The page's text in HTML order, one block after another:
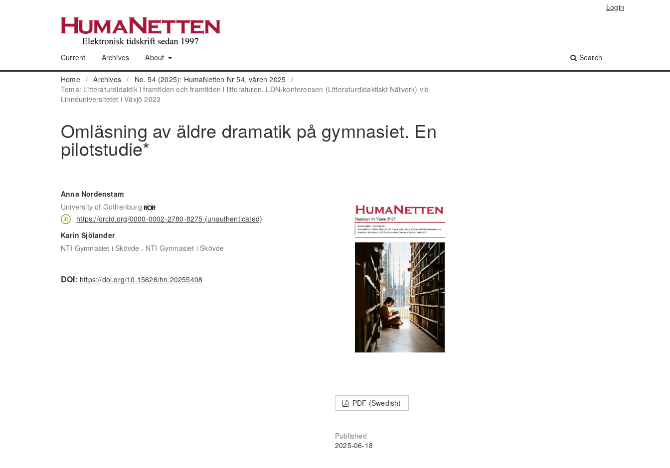
Current Archives About Search
Login
Home / Archives / No. 54 (2025): HumaNetten Nr 54, våren 2025 /
Tema: Litteraturdidaktik i framtiden och framtiden i litteraturen. LDN-konferensen (Litteraturdidaktiskt Nätverk) vid
Linnéuniversitetet i Växjö 2023
Omläsning av äldre dramatik på gymnasiet. En
pilotstudie*
Anna Nordenstam
University of Gothenburg
https://orcid.org/0000-0002-2780-8275 (unauthenticated)
Karin Sjölander
NTI Gymnasiet i Skövde , NTI Gymnasiet i Skövde
DOI: https://doi.org/10.15626/hn.20255408
PDF (Swedish)
Published
2025-06-18